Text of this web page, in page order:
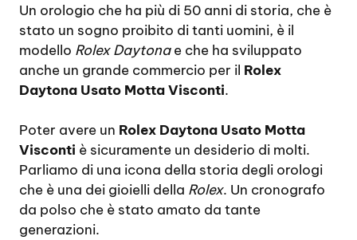
Un orologio che ha più di 50 anni di storia, che è
stato un sogno proibito di tanti uomini, è il
modello Rolex Daytonae che ha sviluppato
anche un grande commercio per il Rolex
Daytona Usato Motta Visconti.
Poter avere un Rolex Daytona Usato Motta
Visconti è sicuramente un desiderio di molti.
Parliamo di una icona della storia degli orologi
che è una dei gioielli della Rolex. Un cronografo
da polso che è stato amato da tante
generazioni.